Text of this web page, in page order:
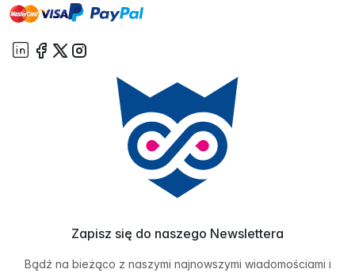
mastervisa paypal
Zapisz się do naszego Newslettera
Bądź na bieżąco z naszymi najnowszymi wiadomościami i